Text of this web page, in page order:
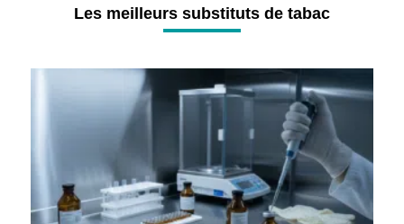
Les meilleurs substituts de tabac